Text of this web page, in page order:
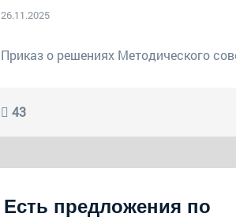
26.11.2025
Приказ о решениях Методического
43
Есть предложения по